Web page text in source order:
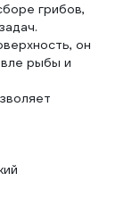
грибов,
он
рыбы и